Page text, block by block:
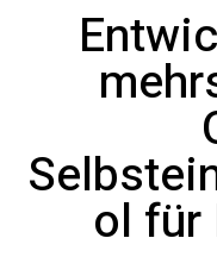
ol für